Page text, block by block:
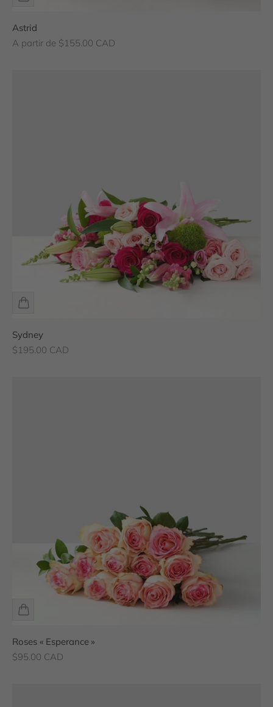
Astrid
Prix de vente
A partir de $155.00 CAD
Sydney
Prix de vente
$195.00 CAD
Roses « Esperance »
Prix de vente
$95.00 CAD